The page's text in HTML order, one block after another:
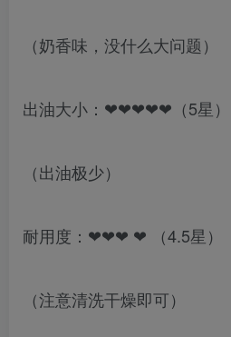
（奶香味，没什么大问题）
出油大小：❤❤❤❤❤（5星）
（出油极少）
耐用度：❤❤❤ ❤ （4.5星）
（注意清洗干燥即可）